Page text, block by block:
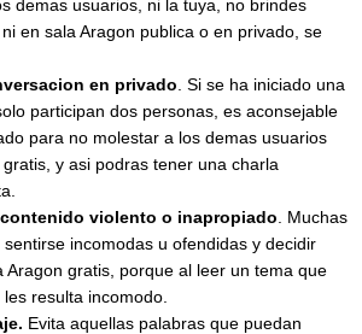
demas usuarios, ni la tuya, no brindes
en sala Aragon publica o en privado, se
en privado . Si se ha iniciado una
participan dos personas, es aconsejable
para no molestar a los demas usuarios
y asi podras tener una charla
violento o inapropiado . Muchas
incomodas u ofendidas y decidir
Aragon gratis, porque al leer un tema que
resulta incomodo.
Evita aquellas palabras que puedan